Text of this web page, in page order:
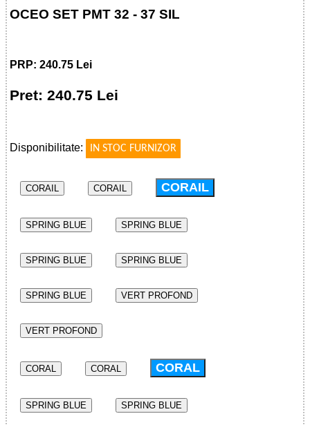
OCEO SET PMT 32 - 37 SIL
PRP: 240.75 Lei
Pret: 240.75 Lei
Disponibilitate:
IN STOC FURNIZOR
CORAIL CORAIL CORAIL
SPRING BLUE SPRING BLUE
SPRING BLUE SPRING BLUE
SPRING BLUE VERT PROFOND
VERT PROFOND
CORAL CORAL CORAL
SPRING BLUE SPRING BLUE